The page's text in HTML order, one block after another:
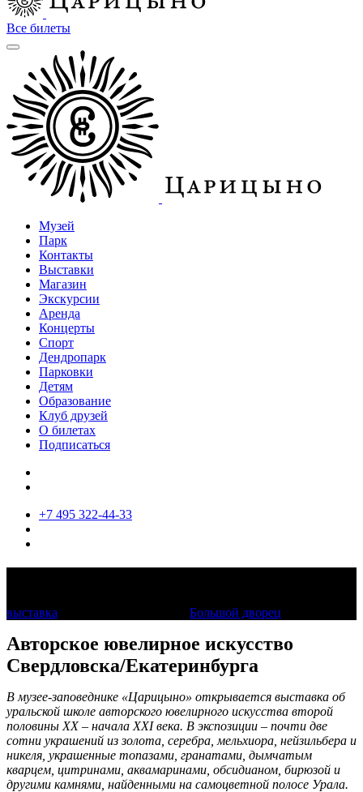
Все билеты
Музей
Парк
Контакты
Выставки
Магазин
Экскурсии
Аренда
Концерты
Спорт
Дендропарк
Парковки
Детям
Образование
Клуб друзей
О билетах
Подписаться
+7 495 322-44-33
выставка Большой дворец
Авторское ювелирное искусство
Свердловска/Екатеринбурга
В музее-заповеднике «Царицыно» открывается выставка об
уральской школе авторского ювелирного искусства второй
половины XX– начала XXIвека. В экспозиции – почти две
сотни украшений из золота, серебра, мельхиора, нейзильбера и
никеля, украшенные топазами, гранатами, дымчатым
кварцем, цитринами, аквамаринами, обсидианом, бирюзой и
другими камнями, найденными на самоцветной полосе Урала.